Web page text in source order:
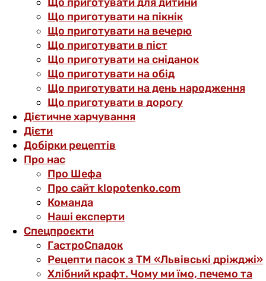
Що приготувати на пікнік
Що приготувати на вечерю
Що приготувати в піст
Що приготувати на сніданок
Що приготувати на обід
Що приготувати на день народження
Що приготувати в дорогу
Дієтичне харчування
Дієти
Добірки рецептів
Про нас
Про Шефа
Про сайт klopotenko.com
Команда
Наші експерти
Спецпроєкти
ГастроСпадок
Рецепти пасок з ТМ «Львівські дріжджі»
Хлібний крафт. Чому ми їмо, печемо та